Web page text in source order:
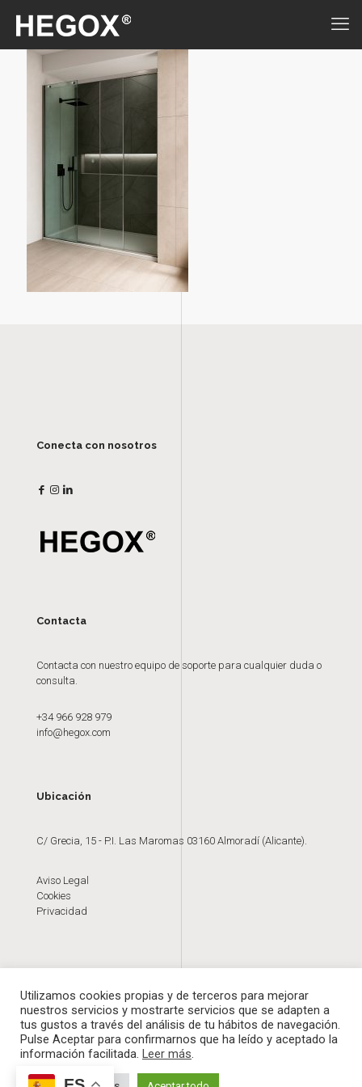
Conecta con nosotros
Contacta
Contacta con nuestro equipo de soporte para cualquier duda o
consulta.
+34 966 928 979
info@hegox.com
Ubicación
C/ Grecia, 15 - P.I. Las Maromas 03160 Almoradí (Alicante).
Aviso Legal
Cookies
Privacidad
Utilizamos cookies propias y de terceros para mejorar
nuestros servicios y mostrarte servicios que se adapten a
tus gustos a través del análisis de tu hábitos de navegación.
Pulse Aceptar para confirmarnos que ha leído y aceptado la
información facilitada. Leer más.